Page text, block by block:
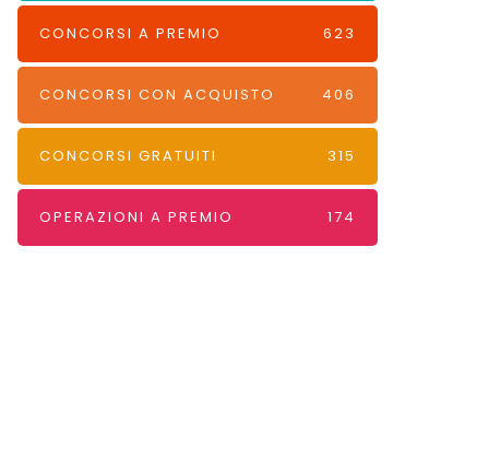
CONCORSI A PREMIO 623
CONCORSI CON ACQUISTO 406
CONCORSI GRATUITI 315
OPERAZIONI A PREMIO 174